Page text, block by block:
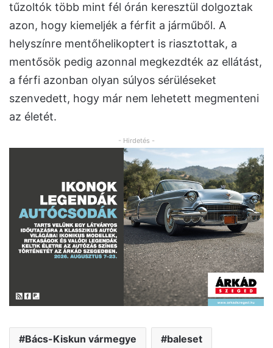
tűzoltók több mint fél órán keresztül dolgoztak
azon, hogy kiemeljék a férfit a járműből. A
helyszínre mentőhelikoptert is riasztottak, a
mentősök pedig azonnal megkezdték az ellátást,
a férfi azonban olyan súlyos sérüléseket
szenvedett, hogy már nem lehetett megmenteni
az életét.
- Hirdetés -
Bács-Kiskun vármegye baleset